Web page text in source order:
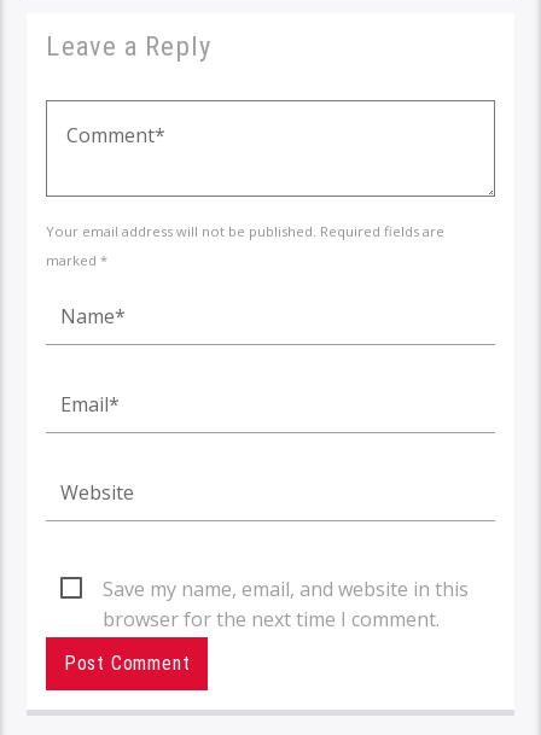
Leave a Reply
Your email address will not be published. Required fields are
marked *
Save my name, email, and website in this
browser for the next time I comment.